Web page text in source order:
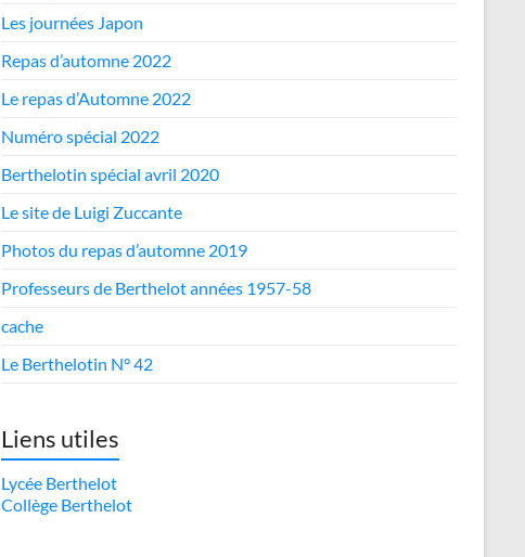
Les journées Japon
Repas d’automne 2022
Le repas d’Automne 2022
Numéro spécial 2022
Berthelotin spécial avril 2020
Le site de Luigi Zuccante
Photos du repas d’automne 2019
Professeurs de Berthelot années 1957-58
cache
Le Berthelotin N° 42
Liens utiles
Lycée Berthelot
Collège Berthelot